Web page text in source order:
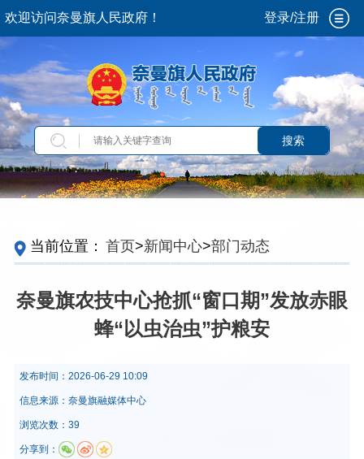
欢迎访问奈曼旗人民政府！ 登录/注册
搜索
当前位置： 首页>新闻中心>部门动态
奈曼旗农技中心抢抓“窗口期”发放赤眼
蜂“以虫治虫”护粮安
发布时间： 2026-06-29 10:09
信息来源： 奈曼旗融媒体中心
浏览次数：39
分享到：